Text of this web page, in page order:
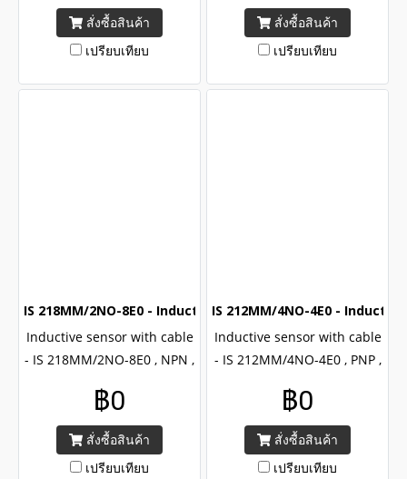
certified with IP68/69K
สั่งซื้อสินค้า
เปรียบเทียบ
IP67
สั่งซื้อสินค้า
เปรียบเทียบ
IS 218MM/2NO-8E0 - Inductive sensor (M18) (NPN NO)
Inductive sensor with cable
- IS 218MM/2NO-8E0 , NPN ,
218 series , CE certified with
IP67
฿0
สั่งซื้อสินค้า
เปรียบเทียบ
IS 212MM/4NO-4E0 -
Inductive sensor with cable
- IS 212MM/4NO-4E0 , PNP ,
212 series , CE certified with
IP67
฿0
สั่งซื้อสินค้า
เปรียบเทียบ